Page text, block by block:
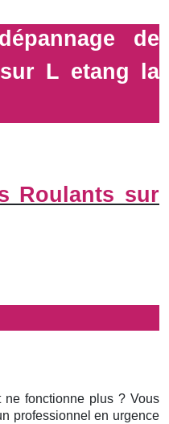
de
L etang la
Roulants sur
fonctionne plus ? Vous
professionnel en urgence